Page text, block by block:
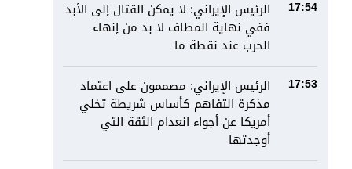
17:54
الرئيس الإيراني: لا يمكن القتال إلى الأبد
ففي نهاية المطاف لا بد من إنهاء
الحرب عند نقطة ما
17:53
الرئيس الإيراني: مصممون على اعتماد
مذكرة التفاهم كأساس شريطة تخلي
أمريكا عن أجواء انعدام الثقة التي
أوجدتها